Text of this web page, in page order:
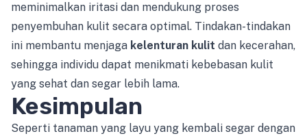
meminimalkan iritasi dan mendukung proses
penyembuhan kulit secara optimal. Tindakan-tindakan
ini membantu menjaga kelenturan kulit dan kecerahan,
sehingga individu dapat menikmati kebebasan kulit
yang sehat dan segar lebih lama.
Kesimpulan
Seperti tanaman yang layu yang kembali segar dengan